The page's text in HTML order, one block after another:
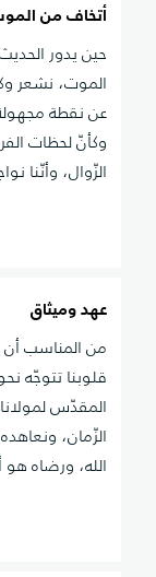
أتخاف من
حين يدور
الموت، نشعر
عن نقطة
وكأنّ لحظات
الزّوال، وأنّنا
عهد وميثاق
من المناسب
قلوبنا تتوجّه
المقدّس
الزّمان،
الله، ورضاه